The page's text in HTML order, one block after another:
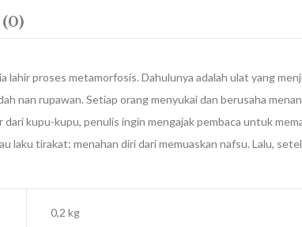
proses metamorfosis. Dahulunya adalah ulat yang
nan rupawan. Setiap orang menyukai dan berusaha
kupu-kupu, penulis ingin mengajak pembaca untuk
tirakat: menahan diri dari memuaskan nafsu. Lalu,
0,2 kg